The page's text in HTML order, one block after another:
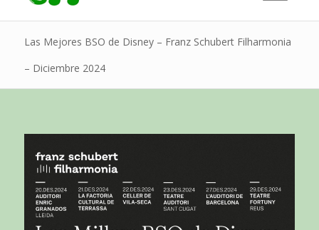
Las Mejores BSO de Disney – Franz Schubert Filharmonia
– Diciembre 2024